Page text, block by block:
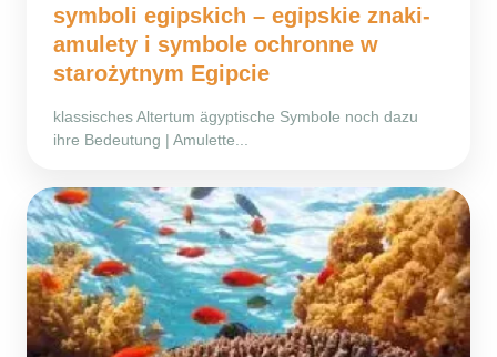
symboli egipskich – egipskie znaki-
amulety i symbole ochronne w
starożytnym Egipcie
klassisches Altertum ägyptische Symbole noch dazu
ihre Bedeutung | Amulette...